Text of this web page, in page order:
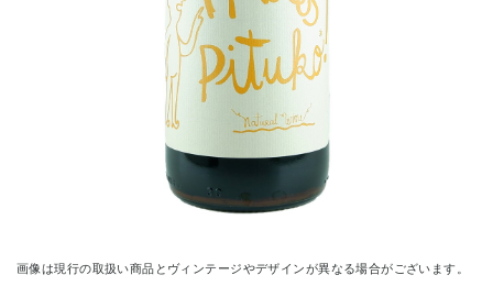
画像は現行の取扱い商品とヴィンテージやデザインが異なる場合がございます。